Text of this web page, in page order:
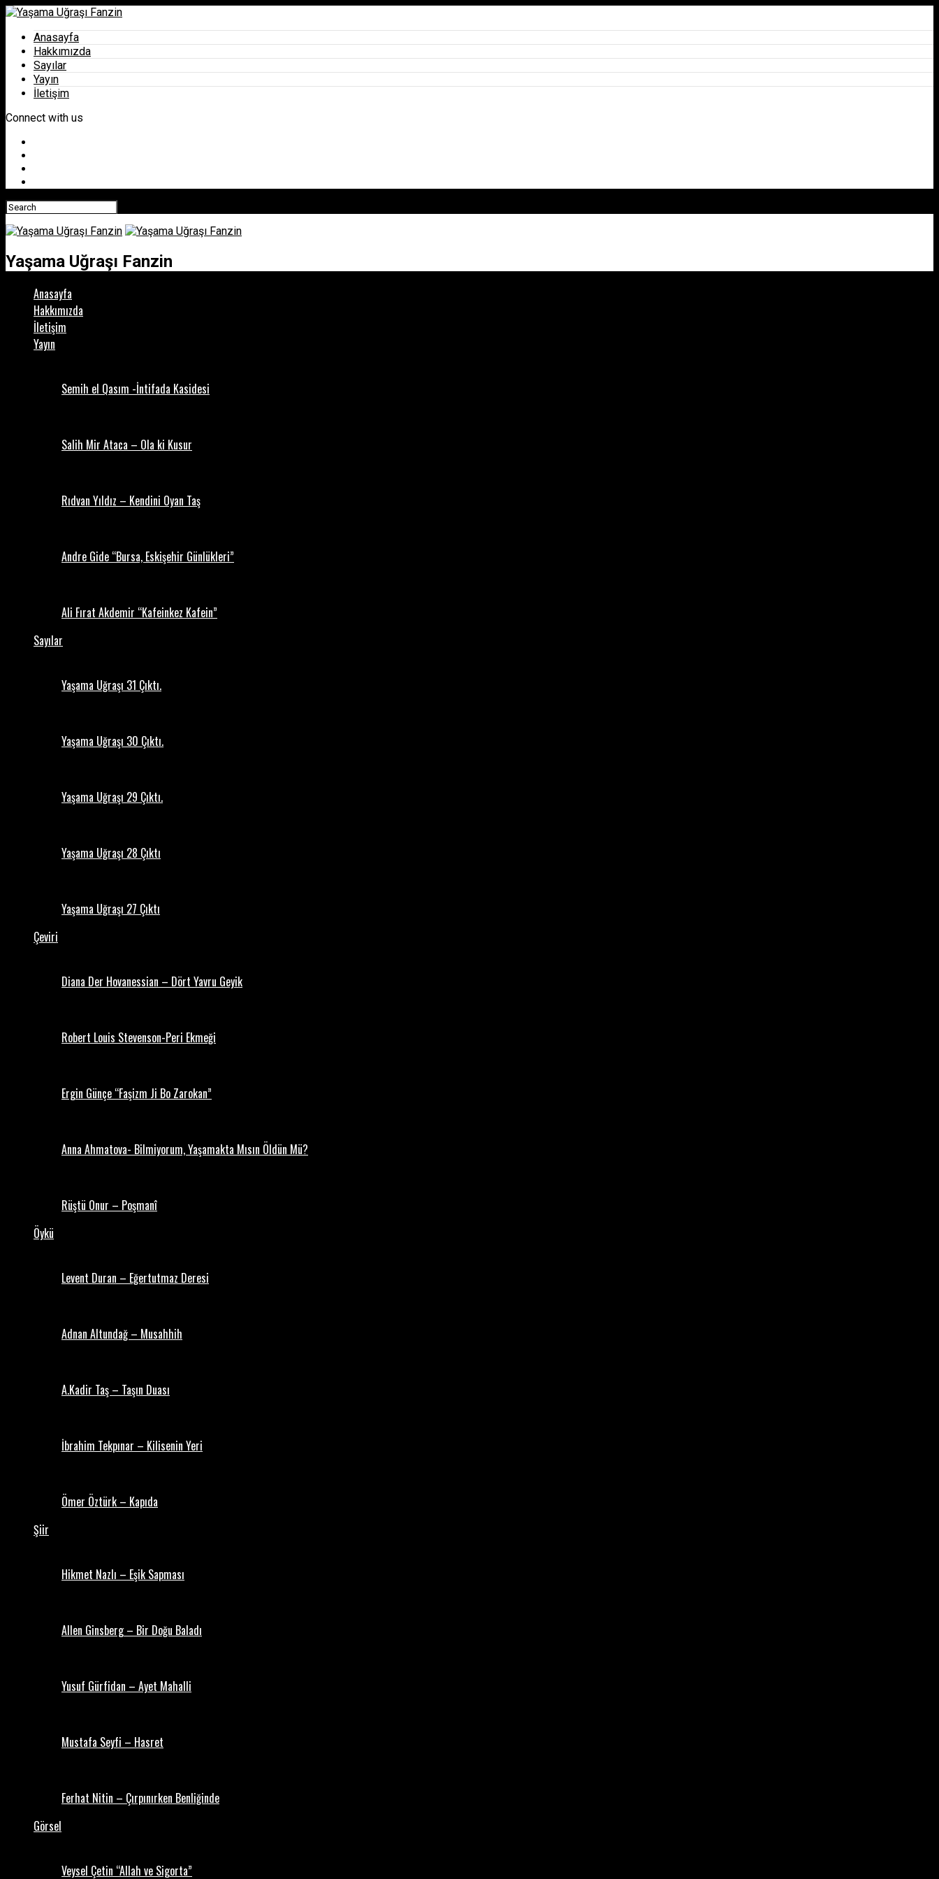
Anasayfa
Hakkımızda
Sayılar
Yayın
İletişim
Connect with us
Yaşama Uğraşı Fanzin
Anasayfa
Hakkımızda
İletişim
Yayın
Semih el Qasım -İntifada Kasidesi
Salih Mir Ataca – Ola ki Kusur
Rıdvan Yıldız – Kendini Oyan Taş
Andre Gide “Bursa, Eskişehir Günlükleri”
Ali Fırat Akdemir “Kafeinkez Kafein”
Sayılar
Yaşama Uğraşı 31 Çıktı.
Yaşama Uğraşı 30 Çıktı.
Yaşama Uğraşı 29 Çıktı.
Yaşama Uğraşı 28 Çıktı
Yaşama Uğraşı 27 Çıktı
Çeviri
Diana Der Hovanessian – Dört Yavru Geyik
Robert Louis Stevenson-Peri Ekmeği
Ergin Günçe “Faşizm Ji Bo Zarokan”
Anna Ahmatova- Bilmiyorum, Yaşamakta Mısın Öldün Mü?
Rüştü Onur – Poşmanî
Öykü
Levent Duran – Eğertutmaz Deresi
Adnan Altundağ – Musahhih
A.Kadir Taş – Taşın Duası
İbrahim Tekpınar – Kilisenin Yeri
Ömer Öztürk – Kapıda
Şiir
Hikmet Nazlı – Eşik Sapması
Allen Ginsberg – Bir Doğu Baladı
Yusuf Gürfidan – Ayet Mahalli
Mustafa Seyfi – Hasret
Ferhat Nitin – Çırpınırken Benliğinde
Görsel
Veysel Çetin “Allah ve Sigorta”